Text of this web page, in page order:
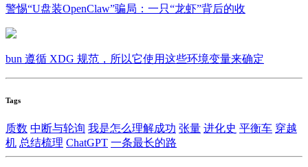
警惕“U盘装OpenClaw”骗局：一只“龙虾”背后的收
bun 遵循 XDG 规范，所以它使用这些环境变量来确定
Tags
质数 中断与轮询 我是怎么理解成功 张量 进化史 平衡车 穿越
机 总结梳理 ChatGPT 一条最长的路